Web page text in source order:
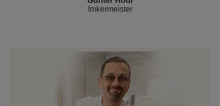
Imkermeister